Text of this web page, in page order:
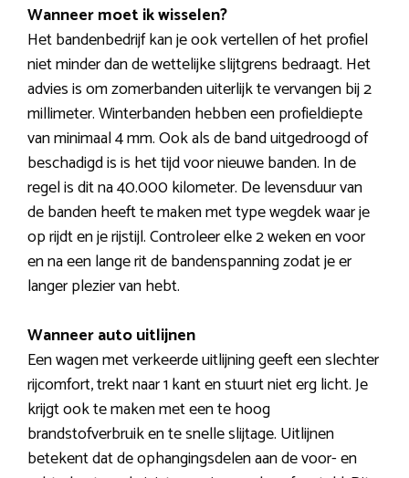
Wanneer moet ik wisselen?
Het bandenbedrijf kan je ook vertellen of het profiel
niet minder dan de wettelijke slijtgrens bedraagt. Het
advies is om zomerbanden uiterlijk te vervangen bij 2
millimeter. Winterbanden hebben een profieldiepte
van minimaal 4 mm. Ook als de band uitgedroogd of
beschadigd is is het tijd voor nieuwe banden. In de
regel is dit na 40.000 kilometer. De levensduur van
de banden heeft te maken met type wegdek waar je
op rijdt en je rijstijl. Controleer elke 2 weken en voor
en na een lange rit de bandenspanning zodat je er
langer plezier van hebt.
Wanneer auto uitlijnen
Een wagen met verkeerde uitlijning geeft een slechter
rijcomfort, trekt naar 1 kant en stuurt niet erg licht. Je
krijgt ook te maken met een te hoog
brandstofverbruik en te snelle slijtage. Uitlijnen
betekent dat de ophangingsdelen aan de voor- en